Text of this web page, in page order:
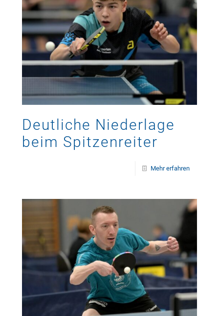
Deutliche Niederlage
beim Spitzenreiter
Mehr erfahren